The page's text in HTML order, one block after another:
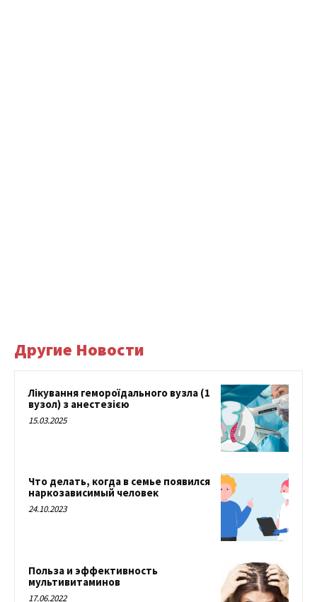
Другие Новости
Лікування гемороїдального вузла (1
вузол) з анестезією
15.03.2025
Что делать, когда в семье появился
наркозависимый человек
24.10.2023
Польза и эффективность
мультивитаминов
17.06.2022